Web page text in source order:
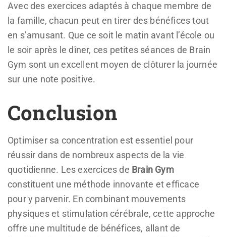
Avec des exercices adaptés à chaque membre de
la famille, chacun peut en tirer des bénéfices tout
en s’amusant. Que ce soit le matin avant l’école ou
le soir après le dîner, ces petites séances de Brain
Gym sont un excellent moyen de clôturer la journée
sur une note positive.
Conclusion
Optimiser sa concentration est essentiel pour
réussir dans de nombreux aspects de la vie
quotidienne. Les exercices de Brain Gym
constituent une méthode innovante et efficace
pour y parvenir. En combinant mouvements
physiques et stimulation cérébrale, cette approche
offre une multitude de bénéfices, allant de